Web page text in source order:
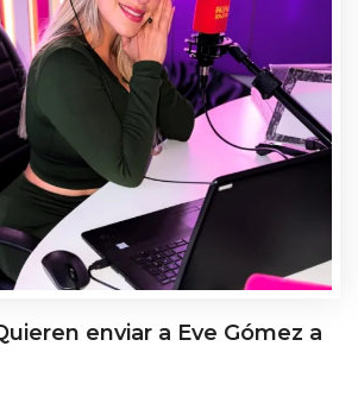
enviar a Eve Gómez a